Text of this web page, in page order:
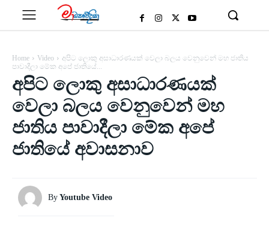
Home Video
අපිට ලොකු අසාධාරණයක් වෙලා බලය වෙනුවෙන් මහ ජාතිය
පාවාදීලා මේක අපේ ජාතියේ...
අපිට ලොකු අසාධාරණයක්
වෙලා බලය වෙනුවෙන් මහ
ජාතිය පාවාදීලා මේක අපේ
ජාතියේ අවාසනාව
By Youtube Video